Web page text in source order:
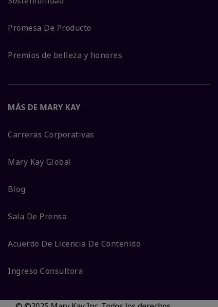
Promesa De Producto
Premios de belleza y honores
MÁS DE MARY KAY
Carreras Corporativas
Mary Kay Global
Blog
Sala De Prensa
Acuerdo De Licencia De Contenido
Ingreso Consultora